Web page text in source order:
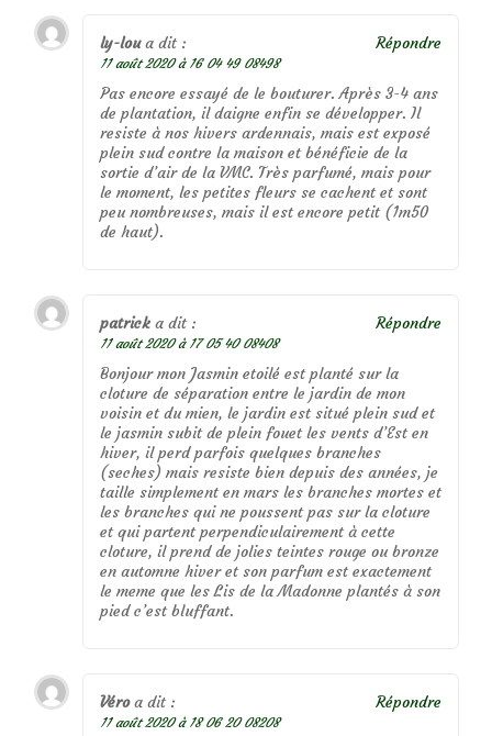
ly-lou a dit :
11 août 2020 à 16 04 49 08498
Pas encore essayé de le bouturer. Après 3-4 ans
de plantation, il daigne enfin se développer. Il
resiste à nos hivers ardennais, mais est exposé
plein sud contre la maison et bénéficie de la
sortie d’air de la VMC. Très parfumé, mais pour
le moment, les petites fleurs se cachent et sont
peu nombreuses, mais il est encore petit (1m50
de haut).
Répondre
patrick a dit :
11 août 2020 à 17 05 40 08408
Bonjour mon Jasmin etoilé est planté sur la
cloture de séparation entre le jardin de mon
voisin et du mien, le jardin est situé plein sud et
le jasmin subit de plein fouet les vents d’Est en
hiver, il perd parfois quelques branches
(seches) mais resiste bien depuis des années, je
taille simplement en mars les branches mortes et
les branches qui ne poussent pas sur la cloture
et qui partent perpendiculairement à cette
cloture, il prend de jolies teintes rouge ou bronze
en automne hiver et son parfum est exactement
le meme que les Lis de la Madonne plantés à son
pied c’est bluffant.
Répondre
Véro a dit :
11 août 2020 à 18 06 20 08208
Répondre